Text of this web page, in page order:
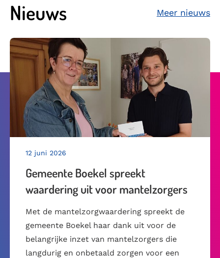
Nieuws Meer nieuws
12 juni 2026
Gemeente Boekel spreekt
waardering uit voor mantelzorgers
Met de mantelzorgwaardering spreekt de
gemeente Boekel haar dank uit voor de
belangrijke inzet van mantelzorgers die
langdurig en onbetaald zorgen voor een